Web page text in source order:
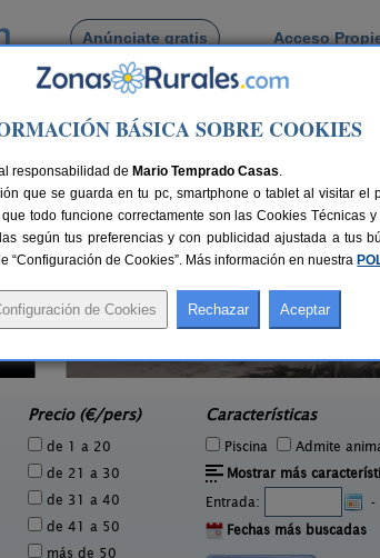
Anúnciate gratis Acceso
por pueblo
Casa Rural El Carmen II
Precio (€/pers)
de 1 a 20
de 21 a 30
de 31 a 40
de 41 a 50
más de 50
Características
Piscina Admite
Mostrar más
Entrada:
-
Fechas más buscadas
BÁSICA SOBRE COOKIES
responsabilidad de Mario Temprado Casas.
que se guarda en tu pc, smartphone o tablet al visitar el
todo funcione correctamente son las Cookies Técnicas
según tus preferencias y con publicidad ajustada a tus
“Configuración de Cookies”. Más información en nuestra